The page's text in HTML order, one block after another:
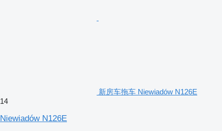
新房车拖车 Niewiadów N126E
14
Niewiadów N126E